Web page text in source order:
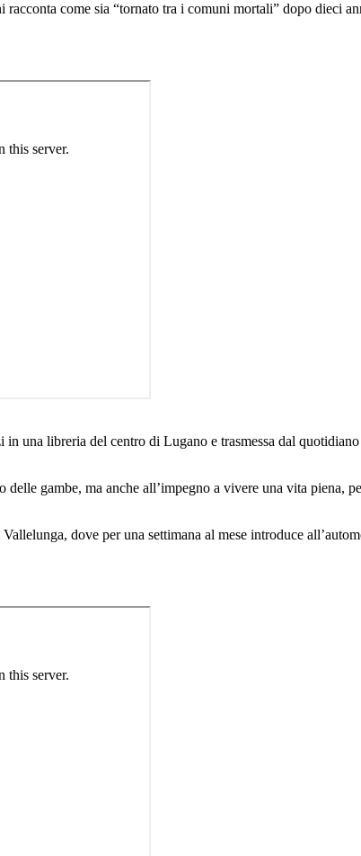
come sia “tornato tra i comuni mortali” dopo dieci
una libreria del centro di Lugano e trasmessa dal
gambe, ma anche all’impegno a vivere una vita piena,
dove per una settimana al mese introduce